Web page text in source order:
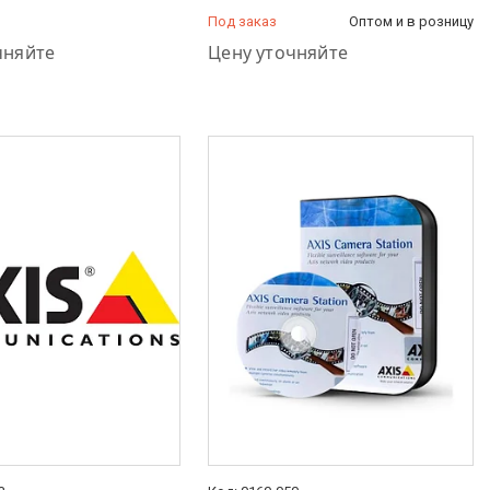
44-33
Под заказ Оптом и в розницу
Цену уточняйте
+7 (778) 848-44-33